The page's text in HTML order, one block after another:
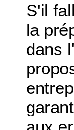
S'il
la
dans
aux